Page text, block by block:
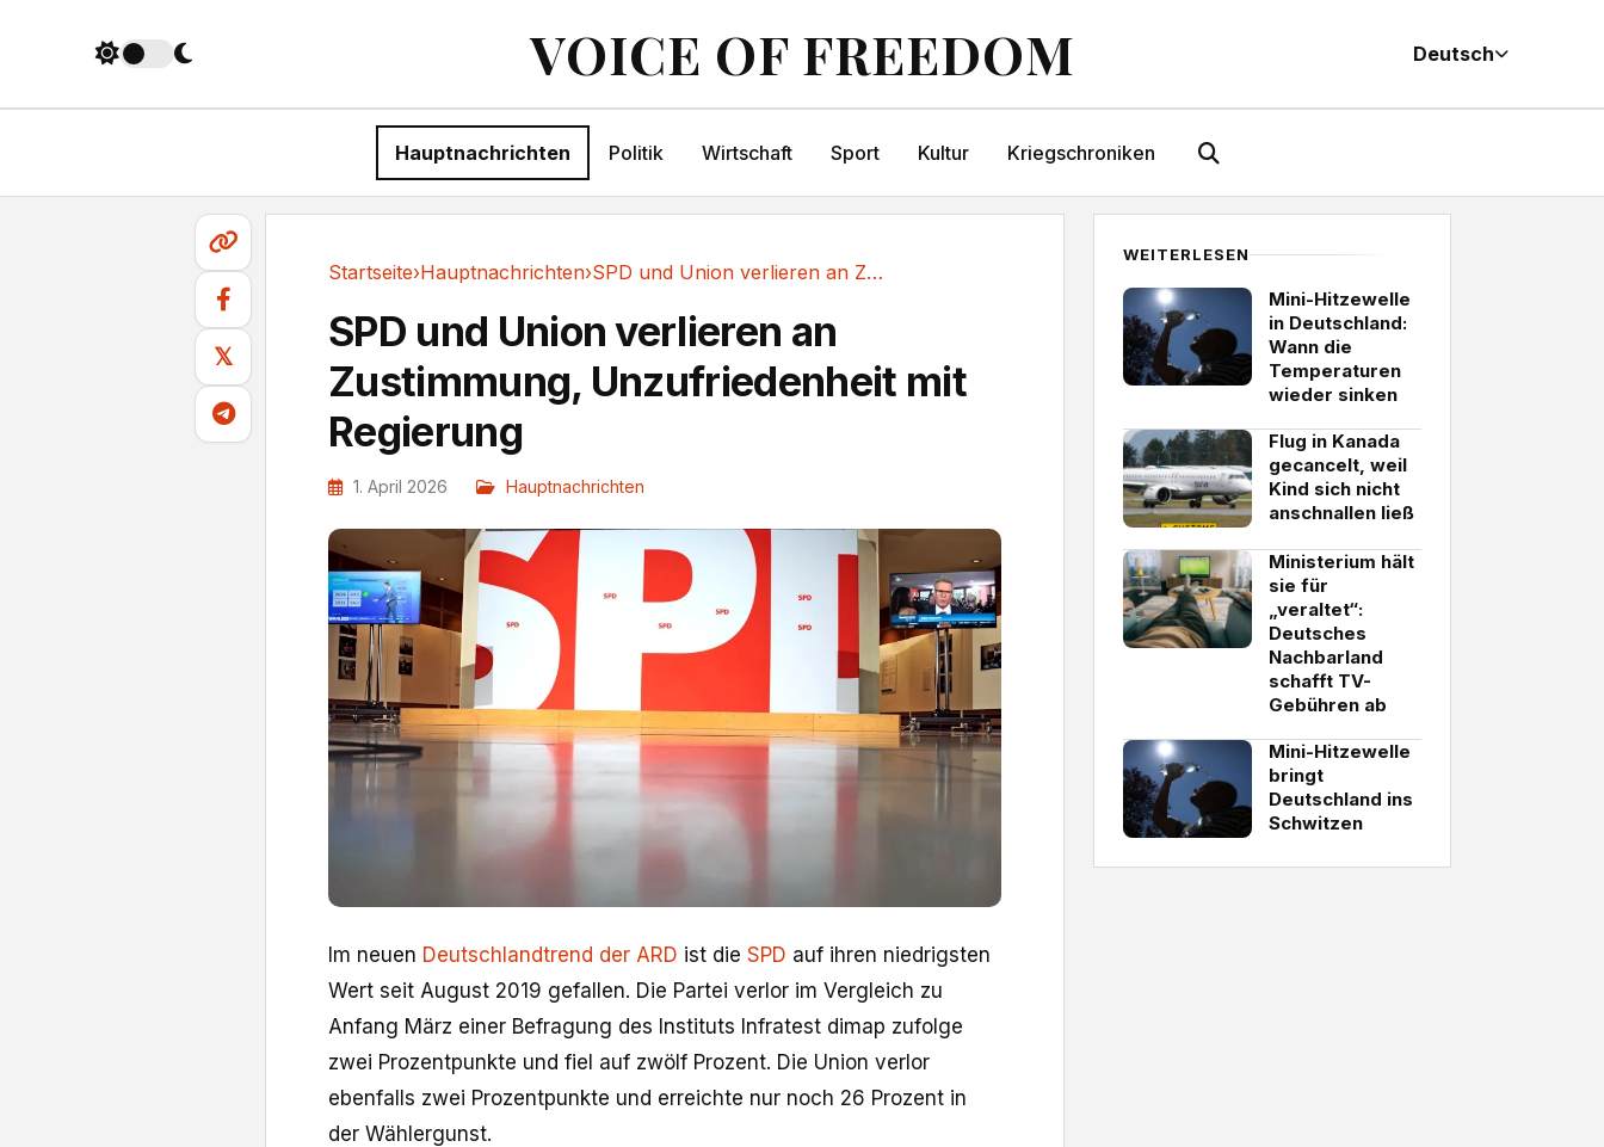
VOICE OF FREEDOM Deutsch
Hauptnachrichten Politik Wirtschaft Sport Kultur Kriegschroniken
𝕏
Startseite›Hauptnachrichten› SPD und Union verlieren an Zustimmung,...
SPD und Union verlieren an
Zustimmung, Unzufriedenheit mit
Regierung
1. April 2026 Hauptnachrichten
Im neuen Deutschlandtrend der ARD ist die SPD auf ihren niedrigsten
Wert seit August 2019 gefallen. Die Partei verlor im Vergleich zu
Anfang März einer Befragung des Instituts Infratest dimap zufolge
zwei Prozentpunkte und fiel auf zwölf Prozent. Die Union verlor
ebenfalls zwei Prozentpunkte und erreichte nur noch 26 Prozent in
der Wählergunst.
WEITERLESEN
Mini-Hitzewelle
in Deutschland:
Wann die
Temperaturen
wieder sinken
Flug in Kanada
gecancelt, weil
Kind sich nicht
anschnallen ließ
Ministerium hält
sie für
„veraltet“:
Deutsches
Nachbarland
schafft TV-
Gebühren ab
Mini-Hitzewelle
bringt
Deutschland ins
Schwitzen